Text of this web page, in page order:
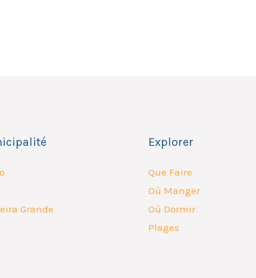
Grande
Explorer
Que Faire
Où Manger
Où Dormir
Plages